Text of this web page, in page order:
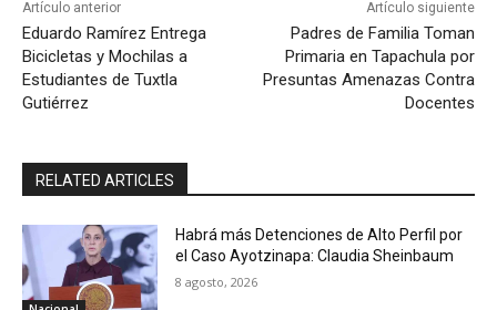
Artículo anterior
Eduardo Ramírez Entrega
Bicicletas y Mochilas a
Estudiantes de Tuxtla
Gutiérrez
Artículo siguiente
Padres de Familia Toman
Primaria en Tapachula por
Presuntas Amenazas Contra
Docentes
RELATED ARTICLES
Habrá más Detenciones de Alto Perfil por
el Caso Ayotzinapa: Claudia Sheinbaum
8 agosto, 2026